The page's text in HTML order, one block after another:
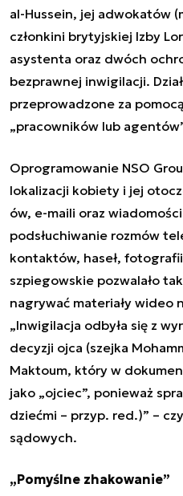
al-Hussein, jej adwokatów
członkini brytyjskiej Izby
asystenta oraz dwóch
bezprawnej inwigilacji.
przeprowadzone za
„pracowników lub
Oprogramowanie NSO
lokalizacji kobiety i jej
ów, e-maili oraz
podsłuchiwanie rozmów
kontaktów, haseł,
szpiegowskie pozwalało
nagrywać materiały wideo
„Inwigilacja odbyła się z
decyzji ojca (szejka
Maktoum, który w
jako „ojciec”, ponieważ
dziećmi – przyp. red.)” –
sądowych.
„Pomyślne zhakowanie”